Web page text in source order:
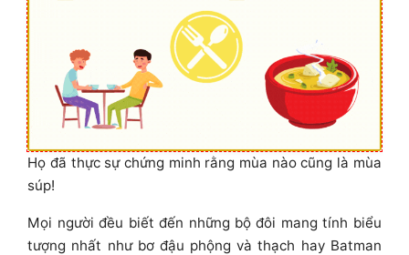
Họ đã thực sự chứng minh rằng mùa nào cũng là mùa
súp!
Mọi người đều biết đến những bộ đôi mang tính biểu
tượng nhất như bơ đậu phộng và thạch hay Batman